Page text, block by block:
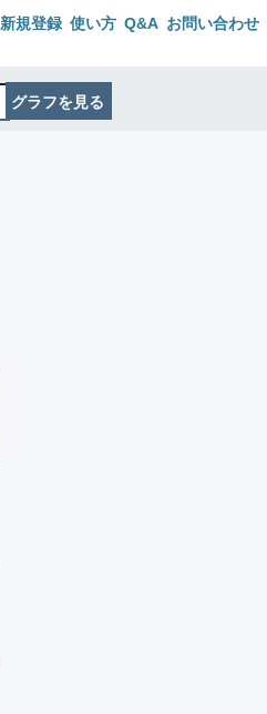
新規登録 使い方 Q&A お問い合わせ
グラフを見る